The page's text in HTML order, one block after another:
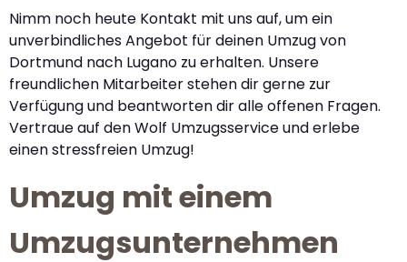
Nimm noch heute Kontakt mit uns auf, um ein
unverbindliches Angebot für deinen Umzug von
Dortmund nach Lugano zu erhalten. Unsere
freundlichen Mitarbeiter stehen dir gerne zur
Verfügung und beantworten dir alle offenen Fragen.
Vertraue auf den Wolf Umzugsservice und erlebe
einen stressfreien Umzug!
Umzug mit einem
Umzugsunternehmen